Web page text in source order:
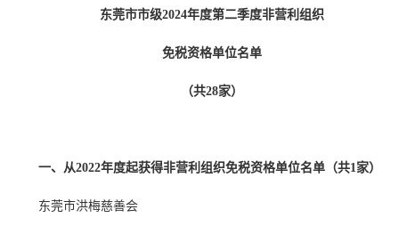
东莞市市级2024年度第二季度非营利组织
免税资格单位名单
（共28家）
一、从2022年度起获得非营利组织免税资格单位名单（共1家）
东莞市洪梅慈善会